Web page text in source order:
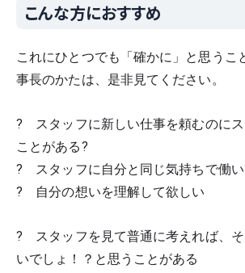
こんな方におすすめ
これにひとつでも「確かに」と思うこ
事長のかたは、是非見てください。
?　スタッフに新しい仕事を頼むのに
ことがある?
?　スタッフに自分と同じ気持ちで働
?　自分の想いを理解して欲しい
?　スタッフを見て普通に考えれば、
いでしょ！？と思うことがある